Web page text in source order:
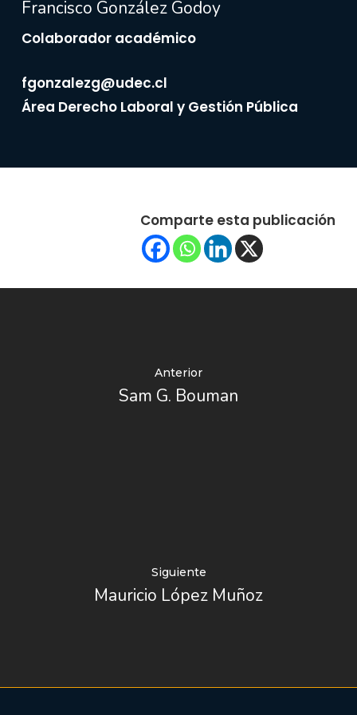
Francisco González Godoy
Colaborador académico
fgonzalezg@udec.cl
Área Derecho Laboral y Gestión Pública
Comparte esta publicación
Anterior
Sam G. Bouman
Siguiente
Mauricio López Muñoz